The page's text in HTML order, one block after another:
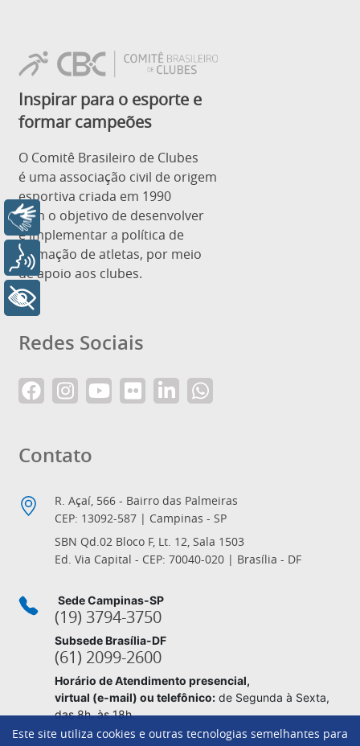
Inspirar para o esporte e
formar campeões
O Comitê Brasileiro de Clubes
é uma associação civil de origem
esportiva criada em 1990
com o objetivo de desenvolver
e implementar a política de
formação de atletas, por meio
de apoio aos clubes.
Redes Sociais
Contato
R. Açaí, 566 - Bairro das Palmeiras
CEP: 13092-587 | Campinas - SP
SBN Qd.02 Bloco F, Lt. 12, Sala 1503
Ed. Via Capital - CEP: 70040-020 | Brasília - DF
Sede Campinas-SP
(19) 3794-3750
Subsede Brasília-DF
(61) 2099-2600
Horário de Atendimento presencial,
virtual (e-mail) ou telefônico: de Segunda à Sexta,
das 8h. às 18h.
Este site utiliza cookies e outras tecnologias semelhantes para
Libras
Voz